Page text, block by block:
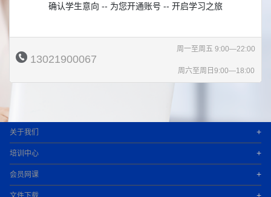
确认学生意向 -- 为您开通账号 -- 开启学习之旅
13021900067
周一至周五 9:00—22:00
周六至周日9:00—18:00
关于我们 +
培训中心 +
会员网课 +